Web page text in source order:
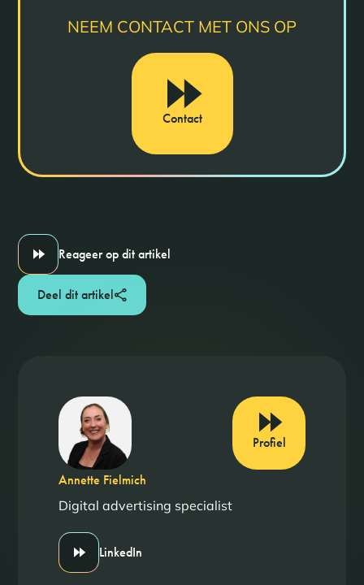
NEEM CONTACT MET ONS OP
Contact
Reageer op dit artikel
Deel dit artikel
Annette Fielmich
Digital advertising specialist
LinkedIn
Profiel